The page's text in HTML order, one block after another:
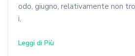
odo, giugno, relativamente non
i,
Leggi di Più